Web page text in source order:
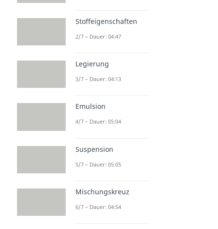
Stoffeigenschaften
2/7 – Dauer: 04:47
Legierung
3/7 – Dauer: 04:13
Emulsion
4/7 – Dauer: 05:04
Suspension
5/7 – Dauer: 05:05
Mischungskreuz
6/7 – Dauer: 04:54